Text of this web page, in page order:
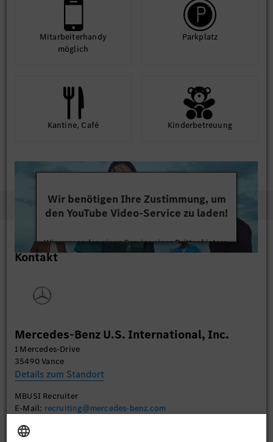
Mit­arbeiter­handy
möglich
Park­platz
Kantine, Café Kinder­betreuung
Wir benötigen Ihre Zustimmung, um
den YouTube Video-Service zu laden!
Wir verwenden einen Service eines Drittanbieters,
um Videoinhalte einzubetten. Dieser Service kann
Kontakt
Mercedes-Benz U.S. International, Inc.
1 Mercedes-Drive
35490 Vance
Details zum Standort
MBUSI Recruiter
E-Mail: recruiting@mercedes-benz.com